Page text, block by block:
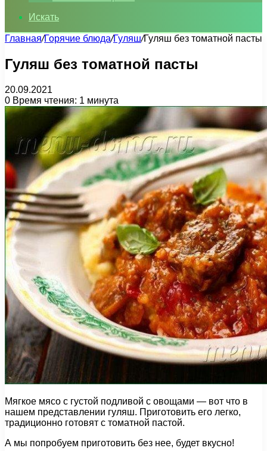
Искать
Главная/Горячие блюда/Гуляш/Гуляш без томатной пасты
Гуляш без томатной пасты
20.09.2021
0 Время чтения: 1 минута
Мягкое мясо с густой подливой с овощами — вот что в
нашем представлении гуляш. Приготовить его легко,
традиционно готовят с томатной пастой.
А мы попробуем приготовить без нее, будет вкусно!